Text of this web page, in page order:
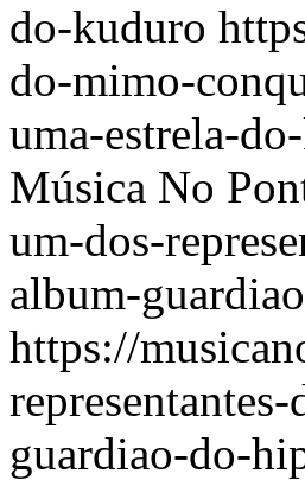
do-kuduro
do-mimo-
uma-estrela-
Música No
um-dos-
album-
https://
guardiao-do-